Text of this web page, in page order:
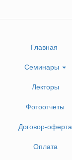
Главная
Семинары
Лекторы
Фотоотчеты
Договор-оферта
Оплата